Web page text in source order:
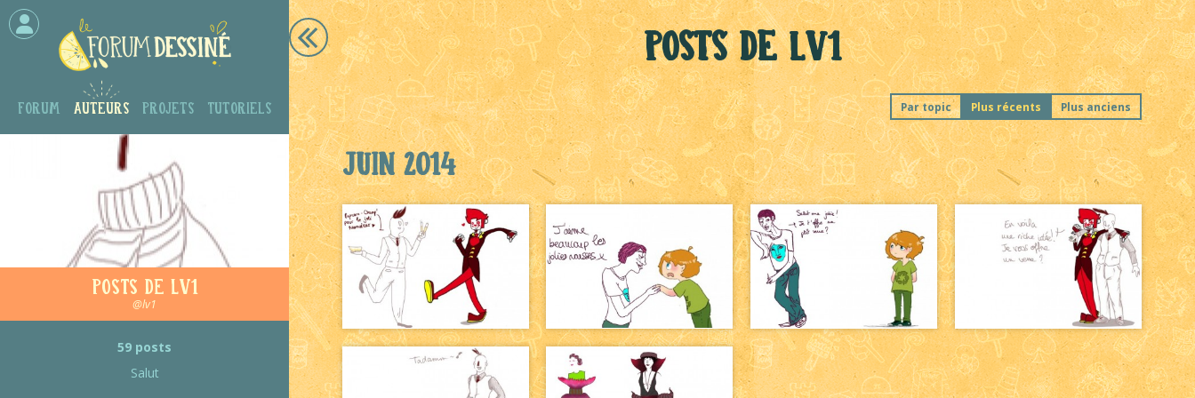
Forum Auteurs Projets Tutoriels
Posts de LV1
@lv1
59 posts
Salut
Posts de LV1
Plus anciens
Plus récents
Par topic
Juin 2014